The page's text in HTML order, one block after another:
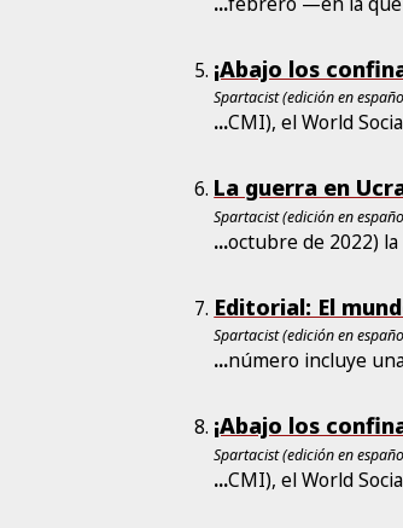
¡Abajo los
Spartacist (edición en
...CMI), el World
La guerra en
Spartacist (edición en
...octubre de 2022)
Editorial: El
Spartacist (edición en
...número incluye
¡Abajo los
Spartacist (edición en
...CMI), el World